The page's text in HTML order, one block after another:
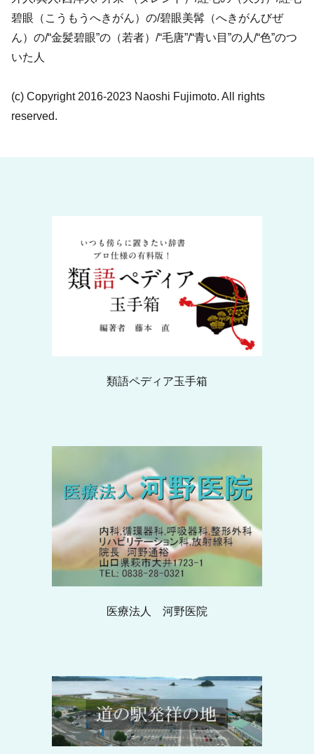
碧眼（こうもうへきがん）の/碧眼美髯（へきがんびぜ
ん）の/“金髪碧眼”の（若者）/“毛唐”/“青い目”の人/“色”のつ
いた人
(c) Copyright 2016-2023 Naoshi Fujimoto. All rights
reserved.
類語ペディア玉手箱
医療法人 河野医院